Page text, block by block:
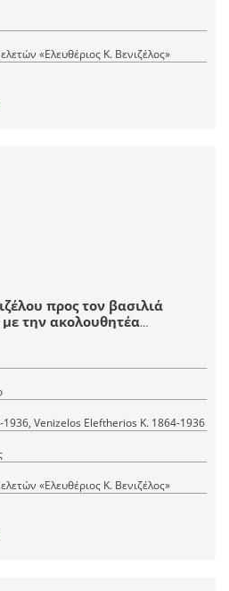
«Ελευθέριος Κ. Βενιζέλος»
προς τον βασιλιά
την ακολουθητέα
πολιτική της Ελλάδας.
1936, Venizelos Eleftherios K. 1864-1936
«Ελευθέριος Κ. Βενιζέλος»